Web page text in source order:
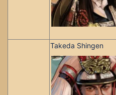
Takeda Shingen